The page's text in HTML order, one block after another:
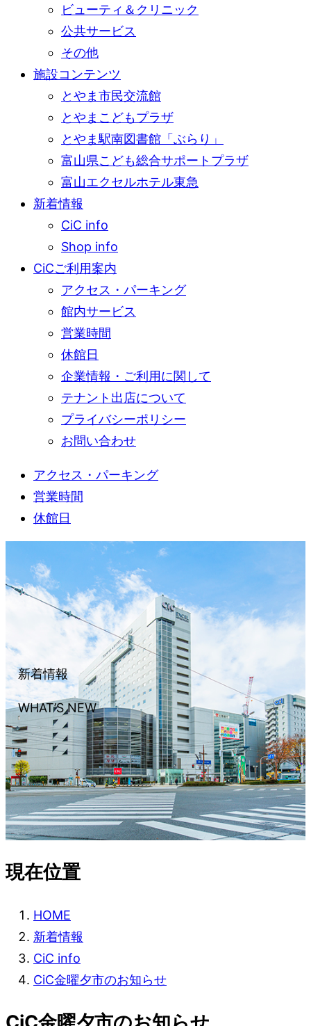
ビューティ＆クリニック
公共サービス
その他
施設コンテンツ
とやま市民交流館
とやまこどもプラザ
とやま駅南図書館「ぶらり」
富山県こども総合サポートプラザ
富山エクセルホテル東急
新着情報
CiC info
Shop info
CiCご利用案内
アクセス・パーキング
館内サービス
営業時間
休館日
企業情報・ご利用に関して
テナント出店について
プライバシーポリシー
お問い合わせ
アクセス・パーキング
営業時間
休館日
新着情報
WHAT’S NEW
現在位置
HOME
新着情報
CiC info
CiC金曜夕市のお知らせ